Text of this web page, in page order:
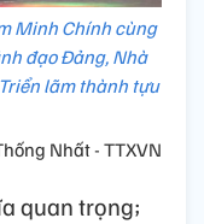
Minh Chính cùng
đạo Đảng, Nhà
lãm thành tựu
Nhất - TTXVN
quan trọng;